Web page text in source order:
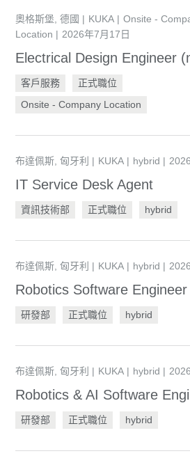
奧格斯堡, 德國 KUKA
Onsite -
Location
2026年7月17日
Electrical Design Engineer
客戶服務
正式職位
Onsite - Company Location
布達佩斯, 匈牙利 KUKA hybrid
IT Service Desk Agent
資訊技術部 正式職位 hybrid
布達佩斯, 匈牙利 KUKA hybrid
Robotics Software Engineer
研發部 正式職位 hybrid
布達佩斯, 匈牙利 KUKA hybrid
Robotics & AI Software
研發部 正式職位 hybrid